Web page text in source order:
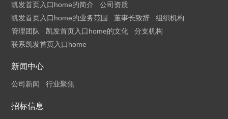
凯发首页入口home的简介
公司资质
凯发首页入口home的业务范围
董事长致辞
组织机构
管理团队
凯发首页入口home的文化
分支机构
联系凯发首页入口home
新闻中心
公司新闻 行业聚焦
招标信息